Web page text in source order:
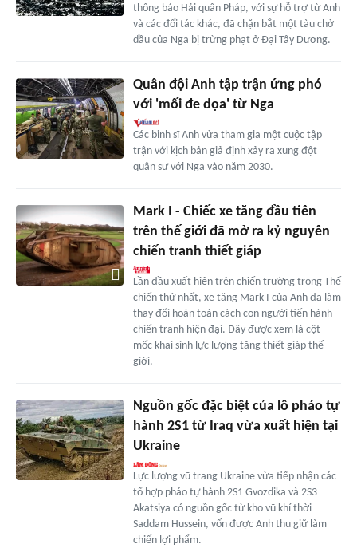
thông báo Hải quân Pháp, với sự hỗ trợ từ Anh
và các đối tác khác, đã chặn bắt một tàu chở
dầu của Nga bị trừng phạt ở Đại Tây Dương.
Quân đội Anh tập trận ứng phó
với 'mối đe dọa' từ Nga
Các binh sĩ Anh vừa tham gia một cuộc tập
trận với kịch bản giả định xảy ra xung đột
quân sự với Nga vào năm 2030.
Mark I - Chiếc xe tăng đầu tiên
trên thế giới đã mở ra kỷ nguyên
chiến tranh thiết giáp
Lần đầu xuất hiện trên chiến trường trong Thế
chiến thứ nhất, xe tăng Mark I của Anh đã làm
thay đổi hoàn toàn cách con người tiến hành
chiến tranh hiện đại. Đây được xem là cột
mốc khai sinh lực lượng tăng thiết giáp thế
giới.
Nguồn gốc đặc biệt của lô pháo tự
hành 2S1 từ Iraq vừa xuất hiện tại
Ukraine
Lực lượng vũ trang Ukraine vừa tiếp nhận các
tổ hợp pháo tự hành 2S1 Gvozdika và 2S3
Akatsiya có nguồn gốc từ kho vũ khí thời
Saddam Hussein, vốn được Anh thu giữ làm
chiến lợi phẩm.